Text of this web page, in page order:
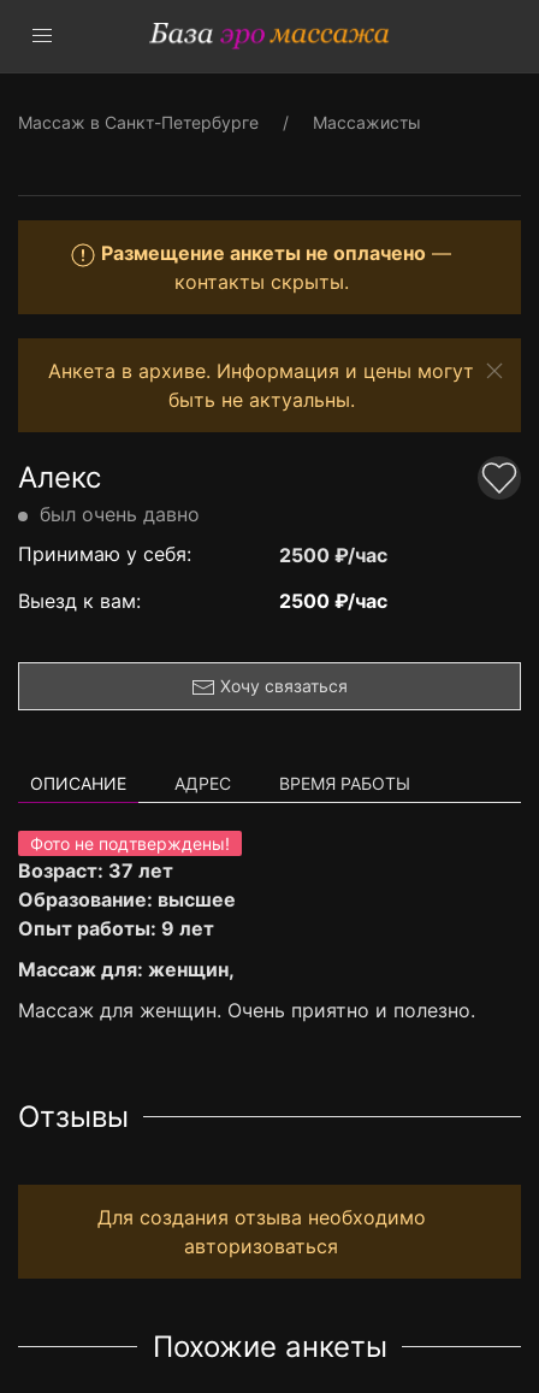
Массаж в Санкт-Петербурге Массажисты
Размещение анкеты не оплачено —
контакты скрыты.
Анкета в архиве. Информация и цены могут
быть не актуальны.
Алекс
был очень давно
Принимаю у себя:
2500 ₽/час
Выезд к вам:
2500 ₽/час
Хочу связаться
ОПИСАНИЕ АДРЕС ВРЕМЯ РАБОТЫ
Фото не подтверждены!
Возраст: 37 лет
Образование: высшее
Опыт работы: 9 лет
Массаж для: женщин,
Массаж для женщин. Очень приятно и полезно.
Отзывы
Для создания отзыва необходимо
авторизоваться
Похожие анкеты